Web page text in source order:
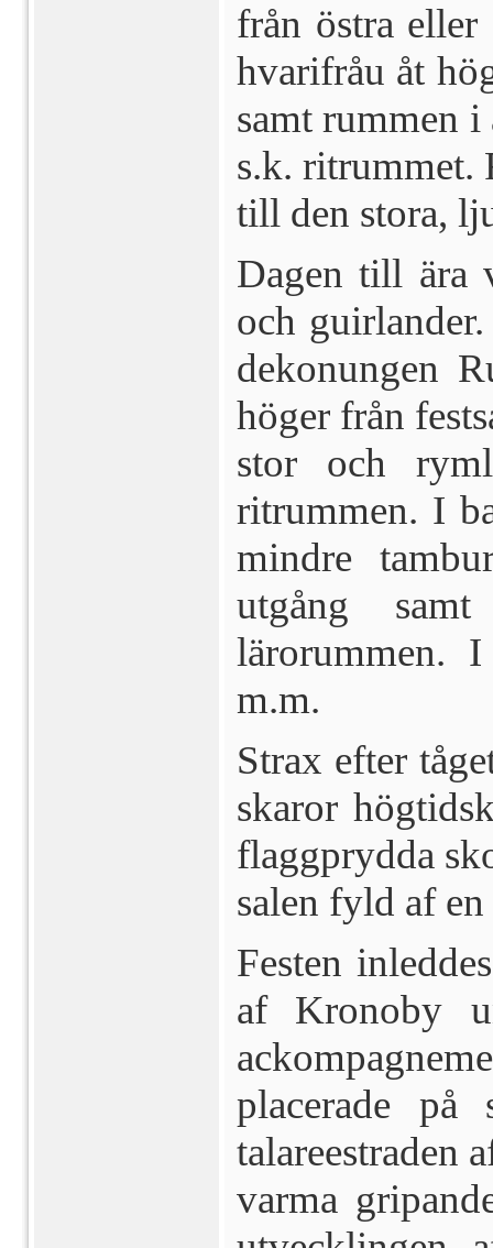
från östra
hvarifråu åt
samt rummen
s.k. ritrummet.
till den stora,
Dagen till ära
och
dekonungen
höger från
stor och
ritrummen. I
mindre
utgång
lärorummen.
m.m.
Strax efter
skaror
flagg­prydda
salen fyld af
Festen
af Kronoby
placerade på
talareestraden
varma